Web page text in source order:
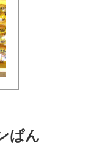
ぱん